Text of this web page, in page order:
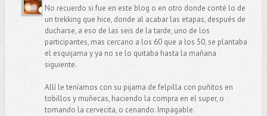
No recuerdo si fue en este blog o en otro donde conté lo de
un trekking que hice, donde al acabar las etapas, después de
ducharse, a eso de las seis de la tarde, uno de los
participantes, mas cercano a los 60 que a los 50, se plantaba
el esquijama y ya no se lo quitaba hasta la mañana
siguiente.
Allí le teníamos con su pijama de felpilla con puñitos en
tobillos y muñecas, haciendo la compra en el super, o
tomando la cervecita, o cenando. Impagable.